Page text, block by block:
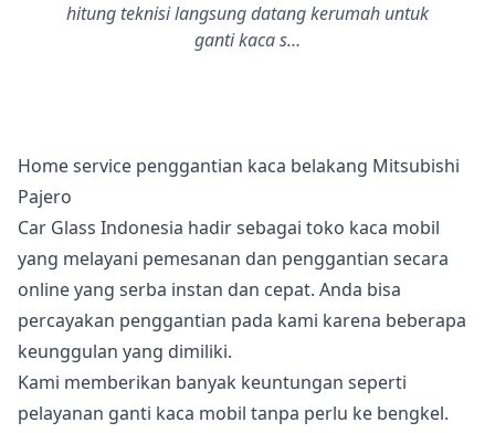
hitung teknisi langsung datang kerumah untuk
ganti kaca s…
Home service penggantian kaca belakang Mitsubishi
Pajero
Car Glass Indonesia hadir sebagai toko kaca mobil
yang melayani pemesanan dan penggantian secara
online yang serba instan dan cepat. Anda bisa
percayakan penggantian pada kami karena beberapa
keunggulan yang dimiliki.
Kami memberikan banyak keuntungan seperti
pelayanan ganti kaca mobil tanpa perlu ke bengkel.